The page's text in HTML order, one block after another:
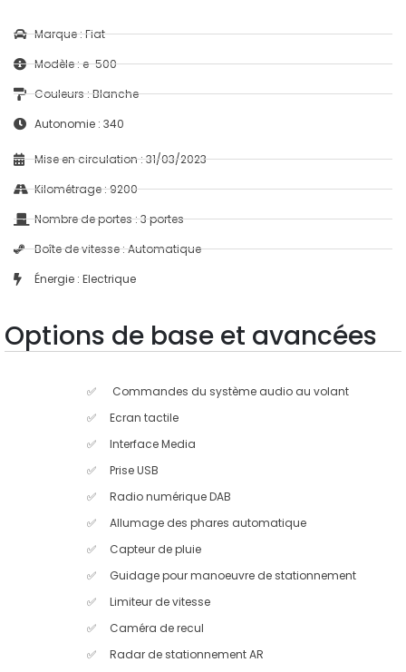
Marque : Fiat
Modèle : e-500
Couleurs : Blanche
Autonomie : 340
Mise en circulation : 31/03/2023
Kilométrage : 9200
Nombre de portes : 3 portes
Boîte de vitesse : Automatique
Énergie : Electrique
Options de base et avancées
Commandes du système audio au volant
Ecran tactile
Interface Media
Prise USB
Radio numérique DAB
Allumage des phares automatique
Capteur de pluie
Guidage pour manoeuvre de stationnement
Limiteur de vitesse
Caméra de recul
Radar de stationnement AR